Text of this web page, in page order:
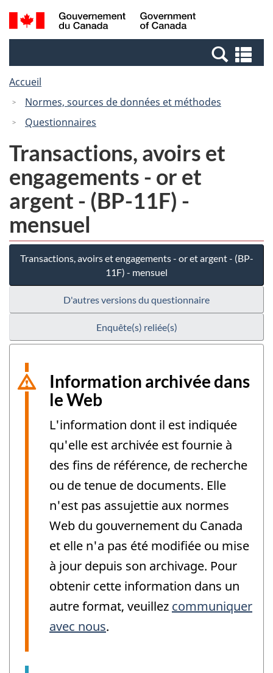
Passer
au
Passer
à
Canada
Recherche
et
et
Accueil
Normes, sources de données et méthodes
Questionnaires
Transactions, avoirs et
engagements - or et
argent - (BP-11F) -
mensuel
Transactions, avoirs et engagements - or et argent - (BP-
11F) - mensuel
D'autres versions du questionnaire
Enquête(s) reliée(s)
Information archivée dans
le Web
L'information dont il est indiquée
qu'elle est archivée est fournie à
des fins de référence, de recherche
ou de tenue de documents. Elle
n'est pas assujettie aux normes
Web du gouvernement du Canada
et elle n'a pas été modifiée ou mise
à jour depuis son archivage. Pour
obtenir cette information dans un
autre format, veuillez communiquer
avec nous.